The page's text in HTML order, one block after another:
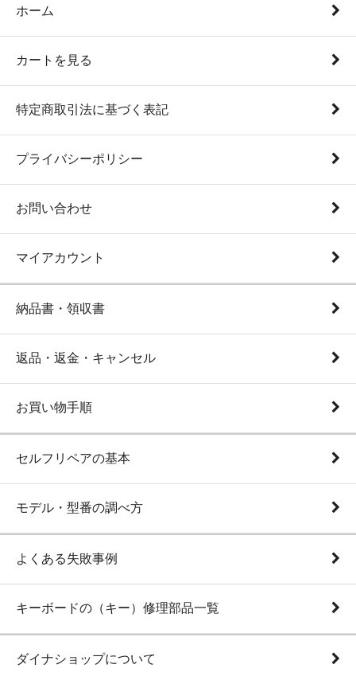
ホーム
カートを見る
特定商取引法に基づく表記
プライバシーポリシー
お問い合わせ
マイアカウント
納品書・領収書
返品・返金・キャンセル
お買い物手順
セルフリペアの基本
モデル・型番の調べ方
よくある失敗事例
キーボードの（キー）修理部品一覧
ダイナショップについて